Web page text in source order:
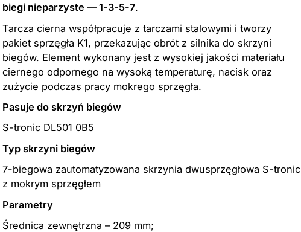
biegi nieparzyste — 1-3-5-7.
Tarcza cierna współpracuje z tarczami stalowymi i tworzy
pakiet sprzęgła K1, przekazując obrót z silnika do skrzyni
biegów. Element wykonany jest z wysokiej jakości materiału
ciernego odpornego na wysoką temperaturę, nacisk oraz
zużycie podczas pracy mokrego sprzęgła.
Pasuje do skrzyń biegów
S-tronic DL501 0B5
Typ skrzyni biegów
7-biegowa zautomatyzowana skrzynia dwusprzęgłowa S-tronic
z mokrym sprzęgłem
Parametry
Średnica zewnętrzna – 209 mm;